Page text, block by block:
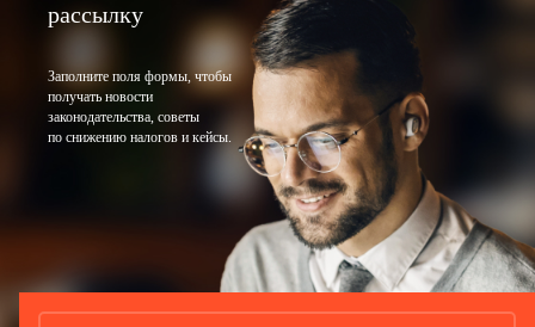
рассылку
Заполните поля формы, чтобы
получать новости
законодательства, советы
по снижению налогов и кейсы.